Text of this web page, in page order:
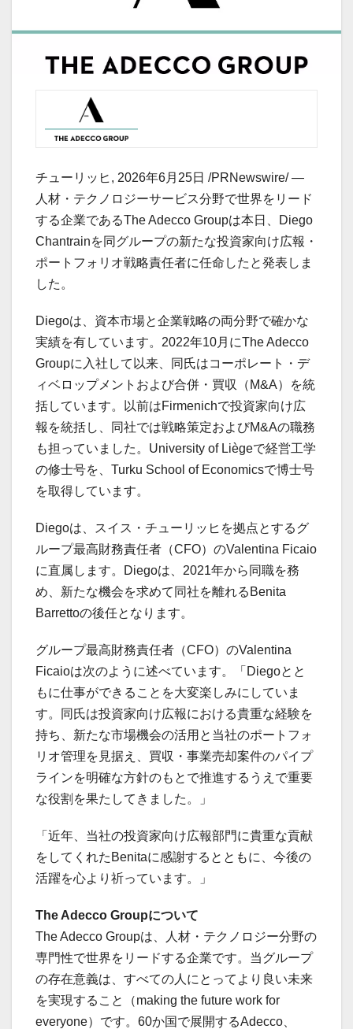
チューリッヒ , 2026年6月25日 /PRNewswire/ —
人材・テクノロジーサービス分野で世界をリード
する企業であるThe Adecco Groupは本日、Diego
Chantrainを同グループの新たな投資家向け広報・
ポートフォリオ戦略責任者に任命したと発表しま
した。
Diegoは、資本市場と企業戦略の両分野で確かな
実績を有しています。2022年10月にThe Adecco
Groupに入社して以来、同氏はコーポレート・デ
ィベロップメントおよび合併・買収（M&A）を統
括しています。以前はFirmenichで投資家向け広
報を統括し、同社では戦略策定およびM&Aの職務
も担っていました。University of Liègeで経営工学
の修士号を、Turku School of Economicsで博士号
を取得しています。
Diegoは、スイス・チューリッヒを拠点とするグ
ループ最高財務責任者（CFO）のValentina Ficaio
に直属します。Diegoは、2021年から同職を務
め、新たな機会を求めて同社を離れるBenita
Barrettoの後任となります。
グループ最高財務責任者（CFO）のValentina
Ficaioは次のように述べています。「Diegoとと
もに仕事ができることを大変楽しみにしていま
す。同氏は投資家向け広報における貴重な経験を
持ち、新たな市場機会の活用と当社のポートフォ
リオ管理を見据え、買収・事業売却案件のパイプ
ラインを明確な方針のもとで推進するうえで重要
な役割を果たしてきました。」
「近年、当社の投資家向け広報部門に貴重な貢献
をしてくれたBenitaに感謝するとともに、今後の
活躍を心より祈っています。」
The Adecco Groupについて
The Adecco Groupは、人材・テクノロジー分野の
専門性で世界をリードする企業です。当グループ
の存在意義は、すべての人にとってより良い未来
を実現すること（making the future work for
everyone）です。60か国で展開するAdecco、